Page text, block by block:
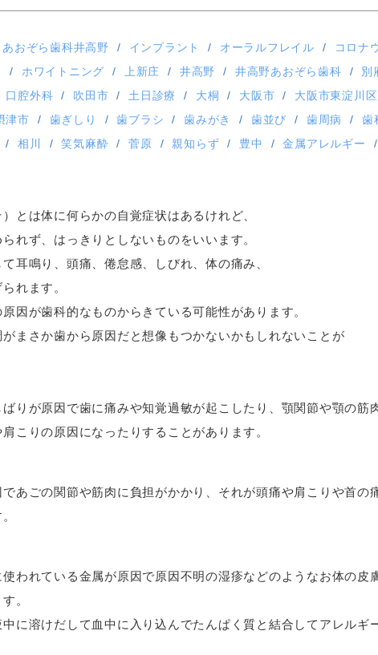
あおぞら歯科井高野 インプラント オーラルフレイル
コロナ
ホワイトニング 上新庄 井高野 井高野あおぞら歯科 別
口腔外科 吹田市 土日診療 大桐 大阪市 大阪市東淀川区
津市 歯ぎしり 歯ブラシ 歯みがき 歯並び 歯周病 歯
相川 笑気麻酔 菅原 親知らず 豊中 金属アレルギー
とは体に何らかの自覚症状はあるけれど、
れず、はっきりとしないものをいいます。
耳鳴り、頭痛、倦怠感、しびれ、体の痛み、
れます。
因が歯科的なものからきている可能性があります。
まさか歯から原因だと想像もつかないかもしれないことが
りが原因で歯に痛みや知覚過敏が起こしたり、顎関節や顎の筋
こりの原因になったりすることがあります。
あごの関節や筋肉に負担がかかり、それが頭痛や肩こりや首の
われている金属が原因で原因不明の湿疹などのようなお体の皮
。
に溶けだして血中に入り込んでたんぱく質と結合してアレルギ